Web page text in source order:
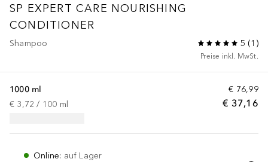
SP EXPERT CARE NOURISHING
CONDITIONER
Shampoo 5 (1 )
Preise inkl. MwSt.
€ 76,99
€ 37,16
1000 ml
€ 3,72 / 100 ml
Online: auf Lager